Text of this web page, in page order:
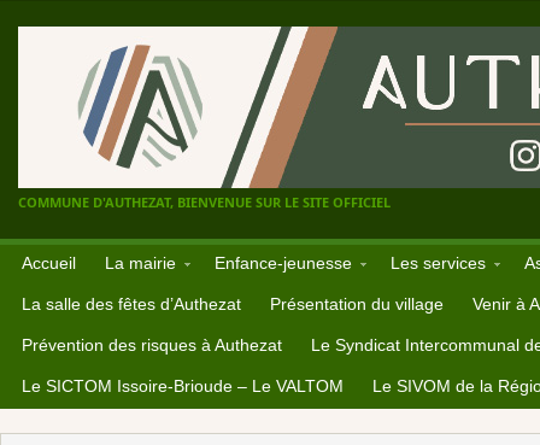
COMMUNE D'AUTHEZAT, BIENVENUE SUR LE SITE OFFICIEL
Accueil La mairie Enfance-jeunesse Les services
La salle des fêtes d’Authezat Présentation du village Venir à
Prévention des risques à Authezat Le Syndicat Intercommunal
Le SICTOM Issoire-Brioude – Le VALTOM Le SIVOM de la